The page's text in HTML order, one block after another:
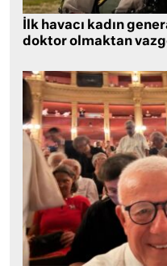
İlk havacı kadın
doktor olmaktan